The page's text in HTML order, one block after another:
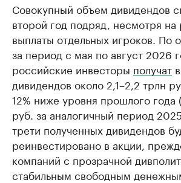
Совокупный объем дивидендов
второй год подряд, несмотря
выплаты отдельных игроков. По
за период с мая по август 2026
российские инвесторы получат
дивидендов около 2,1–2,2 трлн
12% ниже уровня прошлого года
руб. за аналогичный период
трети полученных дивидендов
реинвестировано в акции,
компаний с прозрачной
стабильным свободным